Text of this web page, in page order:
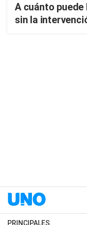
A cuánto
sin la
PRINCIPALES